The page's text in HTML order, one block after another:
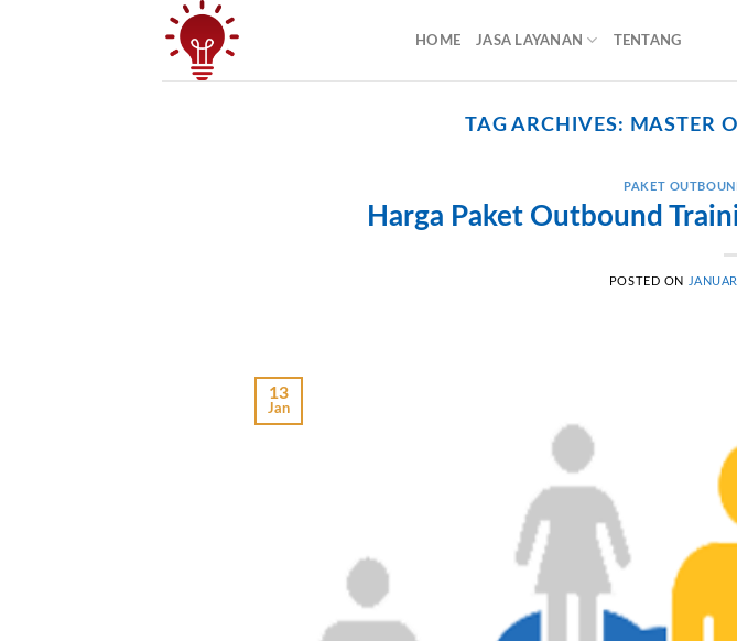
HOME JASA LAYANAN TENTANG
TAG ARCHIVES: MASTER
PAKET
Harga Paket Outbound
POSTED ON
13
Jan